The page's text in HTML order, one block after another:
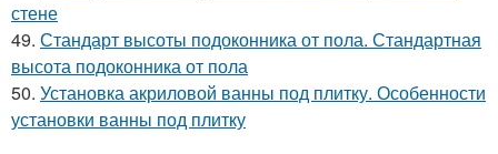
стене
49. Стандарт высоты подоконника от пола. Стандартная
высота подоконника от пола
50. Установка акриловой ванны под плитку. Особенности
установки ванны под плитку